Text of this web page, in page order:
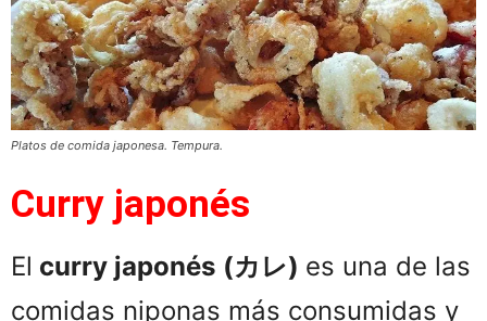
Platos de comida japonesa. Tempura.
Curry japonés
El curry japonés (カレ) es una de las
comidas niponas más consumidas y